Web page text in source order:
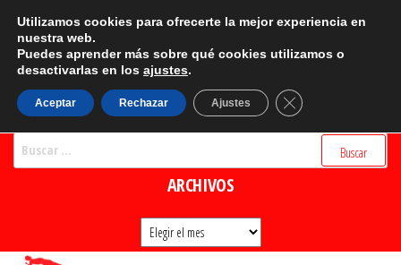
Saltar
contenido
CATEGORÍAS
Categorías
BUSCADOR
ARCHIVOS
Archivos
Utilizamos cookies para ofrecerte la mejor experiencia en
nuestra web.
Puedes aprender más sobre qué cookies utilizamos o
desactivarlas en los ajustes.
Aceptar Rechazar Ajustes Cerrar el banner